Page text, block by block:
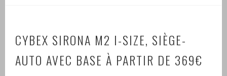
CYBEX SIRONA M2 I-SIZE, SIÈGE-
AUTO AVEC BASE À PARTIR DE 369€